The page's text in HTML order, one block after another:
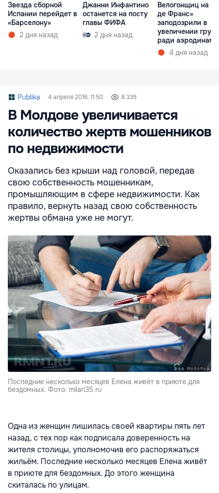
Звезда сборной
Испании перейдет в
«Барселону»
2 дня назад
Джанни Инфантино
останется на посту
главы ФИФА
2 дня назад
Велогонщиц на
де Франс»
заподозрили в
увеличении
ради
4 дня назад
Publika 4 апреля 2016, 11:50 8 339
В Молдове увеличивается
количество жертв мошенников
по недвижимости
Оказались без крыши над головой, передав
свою собственность мошенникам,
промышляющим в сфере недвижимости. Как
правило, вернуть назад свою собственность
жертвы обмана уже не могут.
Последние несколько месяцев Елена живёт в приюте для
бездомных. Фото: milari35.ru
Одна из женщин лишилась своей квартиры пять лет
назад, с тех пор как подписала доверенность на
жителя столицы, уполномочив его распоряжаться
жильём. Последние несколько месяцев Елена живёт
в приюте для бездомных. До этого женщина
скиталась по улицам.